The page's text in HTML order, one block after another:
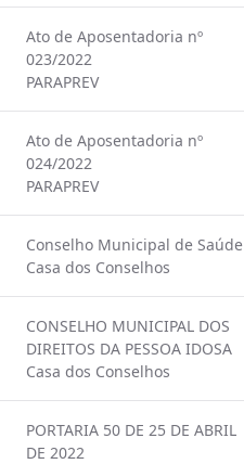
Ato de Aposentadoria nº
023/2022
PARAPREV
Ato de Aposentadoria nº
024/2022
PARAPREV
Conselho Municipal de Saúde
Casa dos Conselhos
CONSELHO MUNICIPAL DOS
DIREITOS DA PESSOA IDOSA
Casa dos Conselhos
PORTARIA 50 DE 25 DE ABRIL
DE 2022